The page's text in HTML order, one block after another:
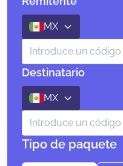
MX
Destinatario
MX
Tipo de paquete